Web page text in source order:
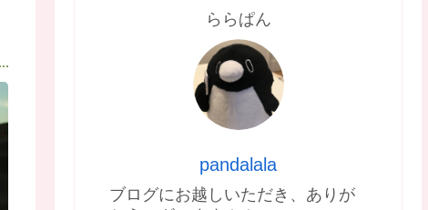
ららぱん
pandalala
ブログにお越しいただき、ありが